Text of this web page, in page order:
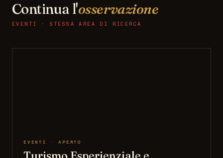
Continua l'osservazione
EVENTI · STESSA AREA DI RICERCA
EVENTI · APERTO